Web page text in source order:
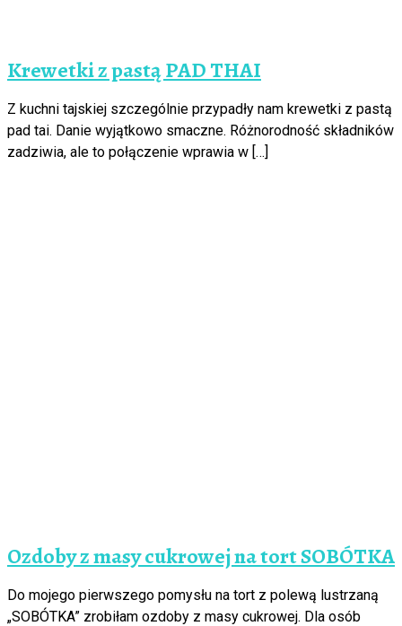
Krewetki z pastą PAD THAI
Z kuchni tajskiej szczególnie przypadły nam krewetki z pastą
pad tai. Danie wyjątkowo smaczne. Różnorodność składników
zadziwia, ale to połączenie wprawia w […]
Ozdoby z masy cukrowej na tort SOBÓTKA
Do mojego pierwszego pomysłu na tort z polewą lustrzaną
„SOBÓTKA” zrobiłam ozdoby z masy cukrowej. Dla osób